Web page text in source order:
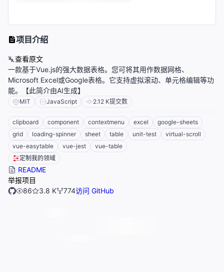
项目介绍
查看原文
一款基于Vue.js的强大数据表格。您可将其用作数据网格、
Microsoft Excel或Google表格。它支持虚拟滚动、单元格编辑等功
能。【此简介由AI生成】
MIT JavaScript 2.12 K提交数
clipboard component contextmenu excel
google-sheets
grid
loading-spinner sheet table unit-test
virtual-scroll
vue-easytable
vue-jest
vue-table
定制我的领域
README
举报项目
86
3.8 K 774访问 GitHub